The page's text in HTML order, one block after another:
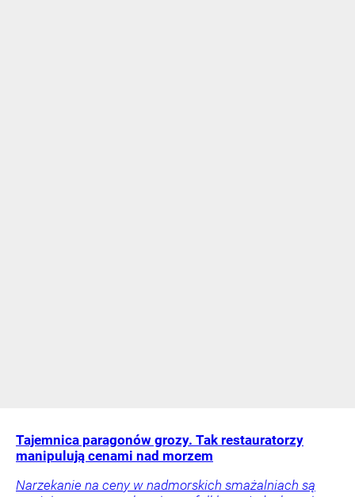
Tajemnica paragonów grozy. Tak restauratorzy
manipulują cenami nad morzem
Narzekanie na ceny w nadmorskich smażalniach są